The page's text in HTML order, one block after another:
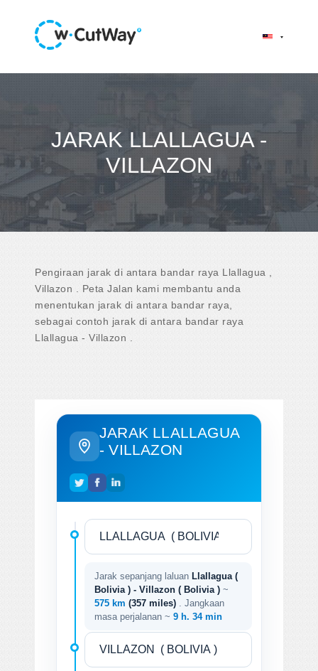
JARAK LLALLAGUA -
VILLAZON
Pengiraan jarak di antara bandar raya Llallagua ,
Villazon . Peta Jalan kami membantu anda
menentukan jarak di antara bandar raya,
sebagai contoh jarak di antara bandar raya
Llallagua - Villazon .
JARAK LLALLAGUA
- VILLAZON
Jarak sepanjang laluan Llallagua (
Bolivia ) - Villazon ( Bolivia ) ~
575 km (357 miles)
. Jangkaan
masa perjalanan ~ 9 h. 34 min